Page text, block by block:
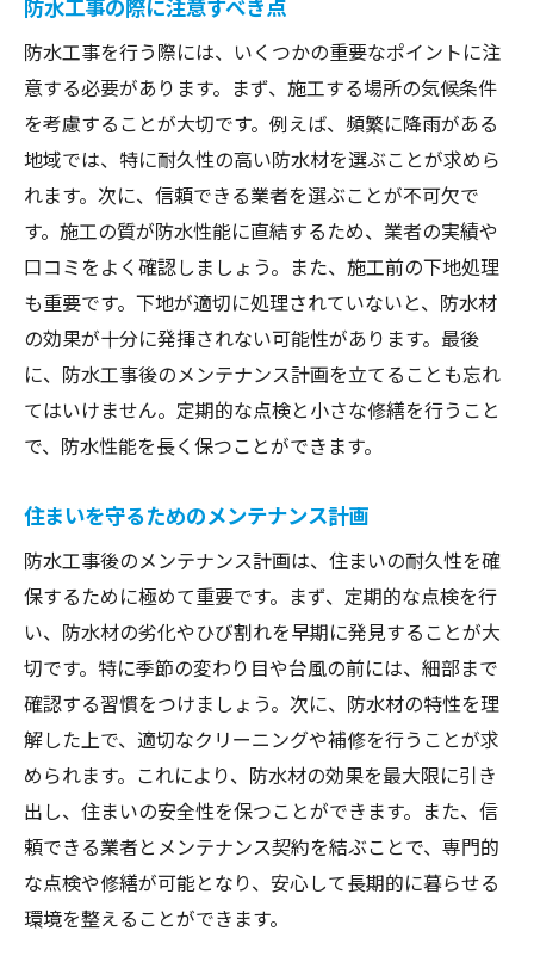
防水工事を行う際には、いくつかの重要なポイントに注
意する必要があります。まず、施工する場所の気候条件
を考慮することが大切です。例えば、頻繁に降雨がある
地域では、特に耐久性の高い防水材を選ぶことが求めら
れます。次に、信頼できる業者を選ぶことが不可欠で
す。施工の質が防水性能に直結するため、業者の実績や
口コミをよく確認しましょう。また、施工前の下地処理
も重要です。下地が適切に処理されていないと、防水材
の効果が十分に発揮されない可能性があります。最後
に、防水工事後のメンテナンス計画を立てることも忘れ
てはいけません。定期的な点検と小さな修繕を行うこと
で、防水性能を長く保つことができます。
住まいを守るためのメンテナンス計画
防水工事後のメンテナンス計画は、住まいの耐久性を確
保するために極めて重要です。まず、定期的な点検を行
い、防水材の劣化やひび割れを早期に発見することが大
切です。特に季節の変わり目や台風の前には、細部まで
確認する習慣をつけましょう。次に、防水材の特性を理
解した上で、適切なクリーニングや補修を行うことが求
められます。これにより、防水材の効果を最大限に引き
出し、住まいの安全性を保つことができます。また、信
頼できる業者とメンテナンス契約を結ぶことで、専門的
な点検や修繕が可能となり、安心して長期的に暮らせる
環境を整えることができます。